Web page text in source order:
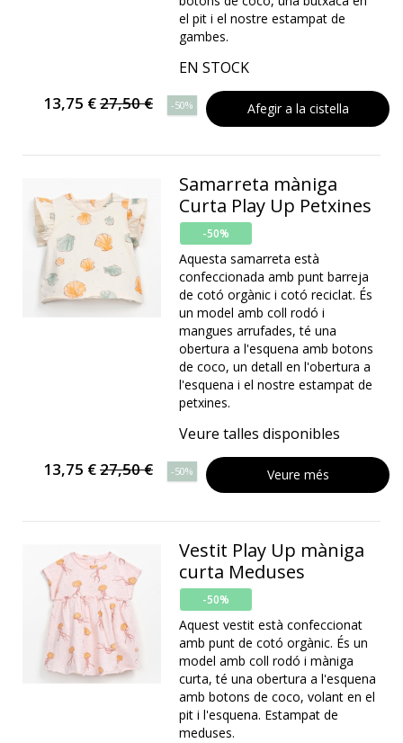
el pit i el nostre estampat de
gambes.
EN STOCK
13,75 €27,50 € -50% Afegir a la cistella
Samarreta màniga
Curta Play Up Petxines
-50%
Aquesta samarreta està
confeccionada amb punt barreja
de cotó orgànic i cotó reciclat. És
un model amb coll rodó i
mangues arrufades, té una
obertura a l'esquena amb botons
de coco, un detall en l'obertura a
l'esquena i el nostre estampat de
petxines.
Veure talles disponibles
13,75 €27,50 € -50% Veure més
Vestit Play Up màniga
curta Meduses
-50%
Aquest vestit està confeccionat
amb punt de cotó orgànic. És un
model amb coll rodó i màniga
curta, té una obertura a l'esquena
amb botons de coco, volant en el
pit i l'esquena. Estampat de
meduses.